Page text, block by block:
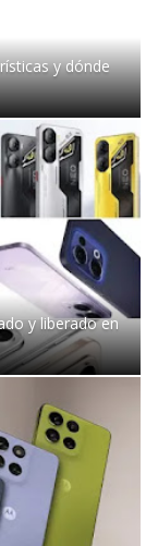
y dónde
y liberado en